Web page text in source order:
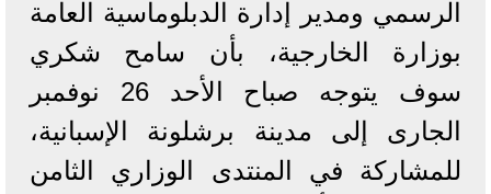
الرسمي ومدير إدارة الدبلوماسية العامة
بوزارة الخارجية، بأن سامح شكري
سوف يتوجه صباح الأحد 26 نوفمبر
الجارى إلى مدينة برشلونة الإسبانية،
للمشاركة في المنتدى الوزاري الثامن